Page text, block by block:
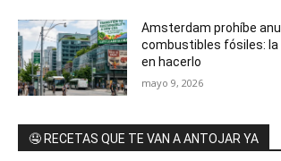
Amsterdam prohíbe
combustibles fósiles: la
en hacerlo
mayo 9, 2026
🤤 RECETAS QUE TE VAN A ANTOJAR YA